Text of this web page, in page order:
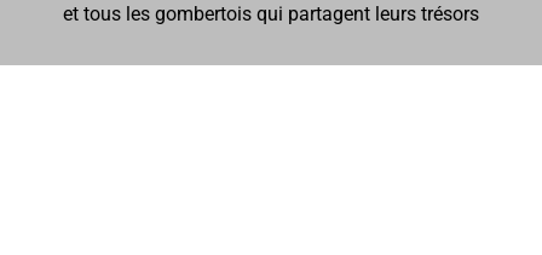
et tous les gombertois qui partagent leurs trésors